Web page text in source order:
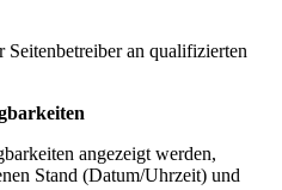
an qualifizierten
angezeigt werden,
Stand (Datum/Uhrzeit) und